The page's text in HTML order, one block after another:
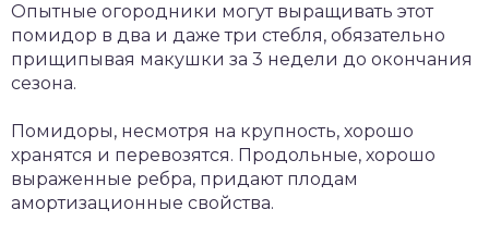
Опытные огородники могут выращивать этот
помидор в два и даже три стебля, обязательно
прищипывая макушки за 3 недели до окончания
сезона.
Помидоры, несмотря на крупность, хорошо
хранятся и перевозятся. Продольные, хорошо
выраженные ребра, придают плодам
амортизационные свойства.